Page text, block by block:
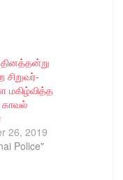
சிறுவர்-
மகிழ்வித்த
26, 2019
Police"